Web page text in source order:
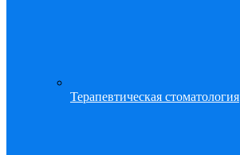
Терапевтическая стоматология